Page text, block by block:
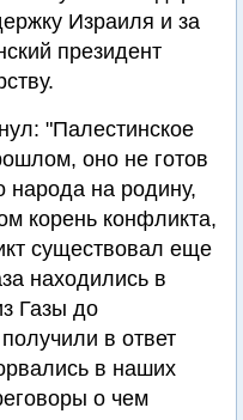
Израиля и за
президент
"Палестинское
оно не готов
народа на родину,
корень конфликта,
существовал еще
находились в
Газы до
в ответ
в наших
о чем